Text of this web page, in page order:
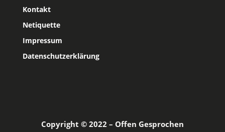
Kontakt
Netiquette
Impressum
Datenschutzerklärung
Copyright © 2022 – Offen Gesprochen